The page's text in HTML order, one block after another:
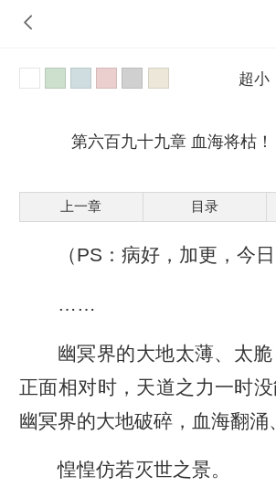
超小
第六百九十九章 血海将枯！
上一章 目录
（PS：病好，加更，今日
……
幽冥界的大地太薄、太
正面相对时，天道之力一时
幽冥界的大地破碎，血海翻涌
惶惶仿若灭世之景。